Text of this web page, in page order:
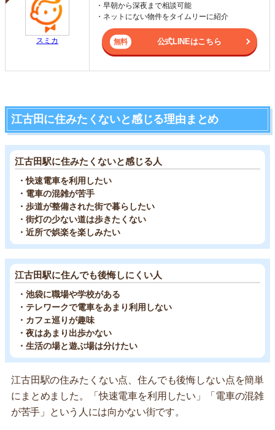
スミカ
・早朝から深夜まで相談可能
・ネットにない物件をタイムリーに紹介
公式LINEはこちら
江古田に住みたくないと感じる理由まとめ
江古田駅に住みたくないと感じる人
・快速電車を利用したい
・電車の混雑が苦手
・歩道が整備された街で暮らしたい
・街灯の少ない道は歩きたくない
・近所で娯楽を楽しみたい
江古田駅に住んでも後悔しにくい人
・池袋に職場や学校がある
・テレワークで電車をあまり利用しない
・カフェ巡りが趣味
・夜はあまり出歩かない
・生活の場と遊ぶ場は分けたい
江古田駅の住みたくない点、住んでも後悔しない点を簡単
にまとめました。「快速電車を利用したい」「電車の混雑
が苦手」という人には向かない街です。